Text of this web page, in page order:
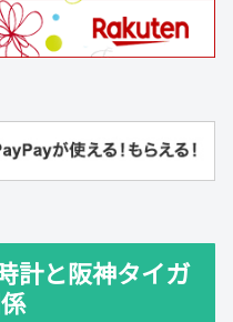
計と阪神タイガ